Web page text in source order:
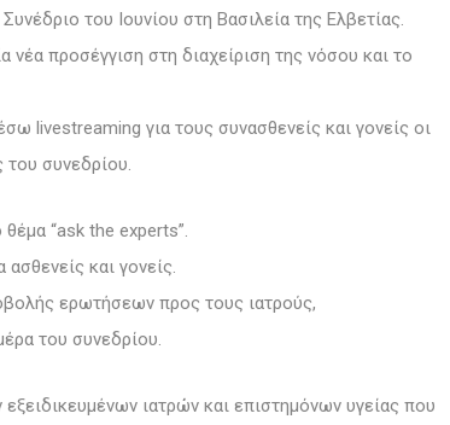
του Ιουνίου στη Βασιλεία της Ελβετίας.
προσέγγιση στη διαχείριση της νόσου και το
livestreaming για τους συνασθενείς και γονείς οι
συνεδρίου.
“ask the experts”.
και γονείς.
ερωτήσεων προς τους ιατρούς,
του συνεδρίου.
ιατρών και επιστημόνων υγείας που